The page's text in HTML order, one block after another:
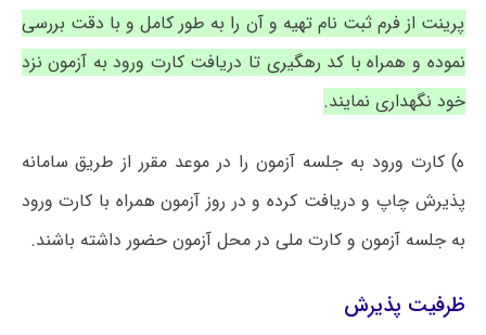
پرینت از فرم ثبت نام تهیه و آن را به طور کامل و با دقت بررسی
نموده و همراه با کد رهگیری تا دریافت کارت ورود به آزمون نزد
خود نگهداری نمایند.
ه) کارت ورود به جلسه آزمون را در موعد مقرر از طریق سامانه
پذیرش چاپ و دریافت کرده و در روز آزمون همراه با کارت ورود
به جلسه آزمون و کارت ملی در محل آزمون حضور داشته باشند.
ظرفیت پذیرش